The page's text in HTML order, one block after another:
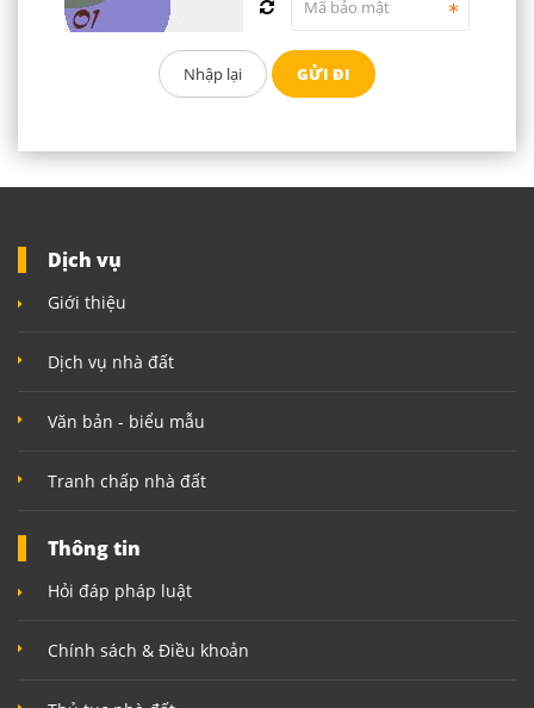
Dịch vụ
Giới thiệu
Dịch vụ nhà đất
Văn bản - biểu mẫu
Tranh chấp nhà đất
Thông tin
Hỏi đáp pháp luật
Chính sách & Điều khoản